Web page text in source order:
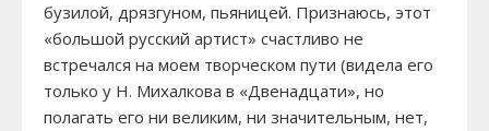
бузилой, дрязгуном, пьяницей. Признаюсь, этот
«большой русский артист» счастливо не
встречался на моем творческом пути (видела его
только у Н. Михалкова в «Двенадцати», но
полагать его ни великим, ни значительным, нет,